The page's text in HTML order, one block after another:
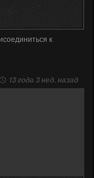
к
13 года 3 нед. назад